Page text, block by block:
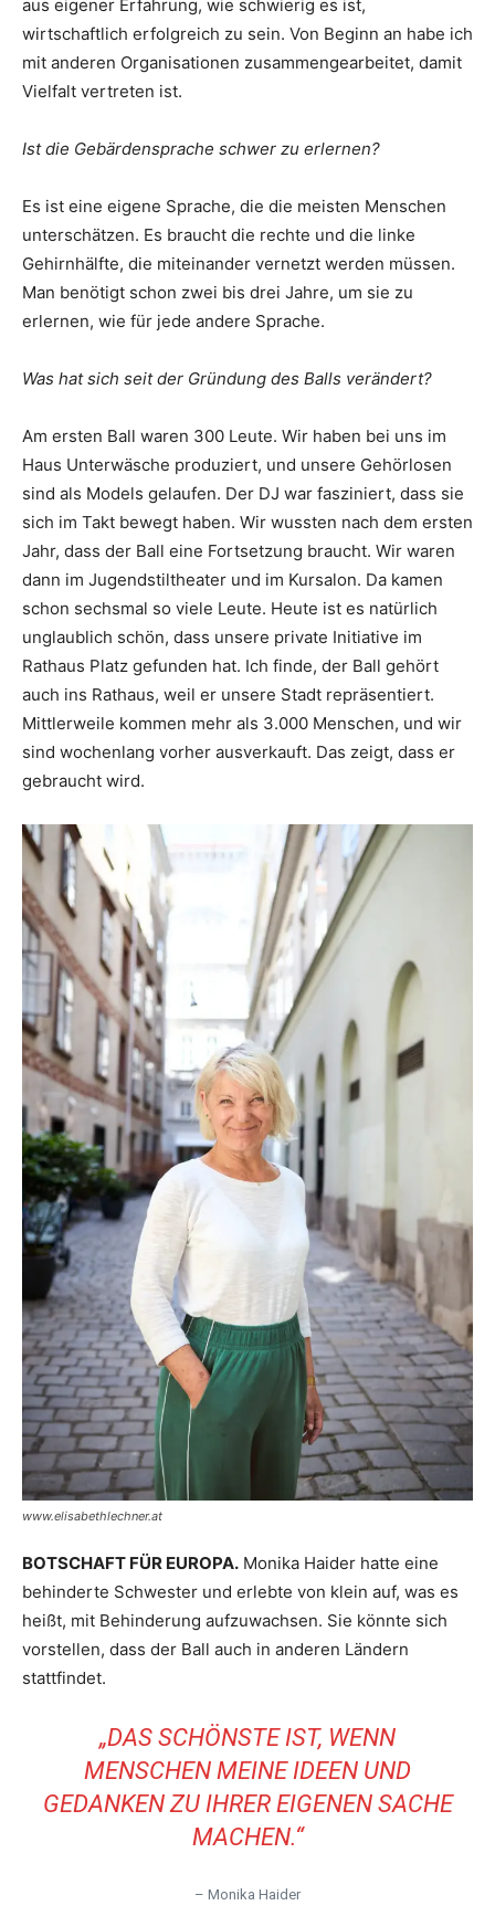
aus eigener Erfahrung, wie schwierig es ist,
wirtschaftlich erfolgreich zu sein. Von Beginn an habe ich
mit anderen Organisationen zusammengearbeitet, damit
Vielfalt vertreten ist.
Ist die Gebärdensprache schwer zu erlernen?
Es ist eine eigene Sprache, die die meisten Menschen
unterschätzen. Es braucht die rechte und die linke
Gehirnhälfte, die miteinander vernetzt werden müssen.
Man benötigt schon zwei bis drei Jahre, um sie zu
erlernen, wie für jede andere Sprache.
Was hat sich seit der Gründung des Balls verändert?
Am ersten Ball waren 300 Leute. Wir haben bei uns im
Haus Unterwäsche produziert, und unsere Gehörlosen
sind als Models gelaufen. Der DJ war fasziniert, dass sie
sich im Takt bewegt haben. Wir wussten nach dem ersten
Jahr, dass der Ball eine Fortsetzung braucht. Wir waren
dann im Jugendstiltheater und im Kursalon. Da kamen
schon sechsmal so viele Leute. Heute ist es natürlich
unglaublich schön, dass unsere private Initiative im
Rathaus Platz gefunden hat. Ich finde, der Ball gehört
auch ins Rathaus, weil er unsere Stadt repräsentiert.
Mittlerweile kommen mehr als 3.000 Menschen, und wir
sind wochenlang vorher ausverkauft. Das zeigt, dass er
gebraucht wird.
www.elisabethlechner.at
BOTSCHAFT FÜR EUROPA. Monika Haider hatte eine
behinderte Schwester und erlebte von klein auf, was es
heißt, mit Behinderung aufzuwachsen. Sie könnte sich
vorstellen, dass der Ball auch in anderen Ländern
stattfindet.
„DAS SCHÖNSTE IST, WENN
MENSCHEN MEINE IDEEN UND
GEDANKEN ZU IHRER EIGENEN SACHE
MACHEN.“
– Monika Haider